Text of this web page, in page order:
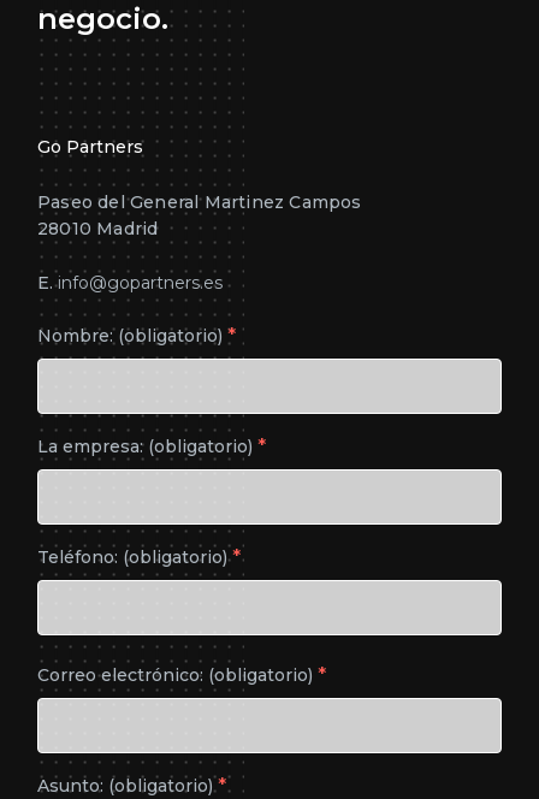
negocio.
Go Partners
Paseo del General Martinez Campos
28010 Madrid
E. info@gopartners.es
Nombre: (obligatorio) *
La empresa: (obligatorio) *
Teléfono: (obligatorio)*
Correo electrónico: (obligatorio) *
Asunto: (obligatorio)*